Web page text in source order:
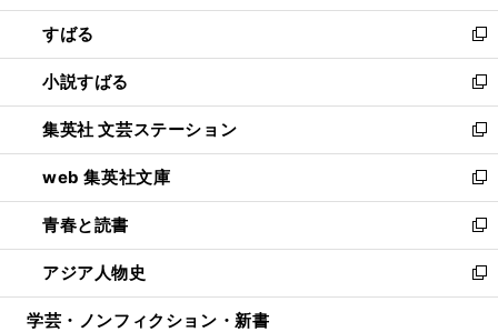
開
く
ウ
で
開
く
ン
ド
ウ
で
開
く
すばる
新
し
い
ウ
ィ
ン
ド
ウ
で
開
く
小説すばる
新
し
い
ウ
ィ
ン
ド
ウ
で
開
集英社 文芸ステーション
新
し
い
ウ
ィ
ン
ド
ウ
web 集英社文庫
新
し
い
ウ
ィ
ン
青春と読書
新
し
い
ウ
アジア人物史
新
し
学芸・ノンフィクション・新書